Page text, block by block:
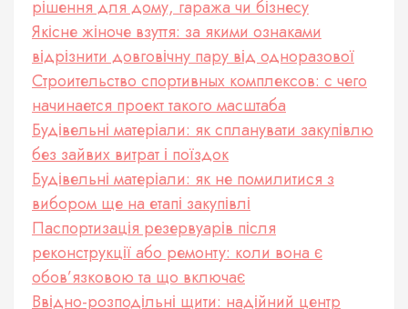
рішення для дому, гаража чи бізнесу
Якісне жіноче взуття: за якими ознаками
відрізнити довговічну пару від одноразової
Строительство спортивных комплексов: с чего
начинается проект такого масштаба
Будівельні матеріали: як спланувати закупівлю
без зайвих витрат і поїздок
Будівельні матеріали: як не помилитися з
вибором ще на етапі закупівлі
Паспортизація резервуарів після
реконструкції або ремонту: коли вона є
обов’язковою та що включає
Ввідно-розподільні щити: надійний центр